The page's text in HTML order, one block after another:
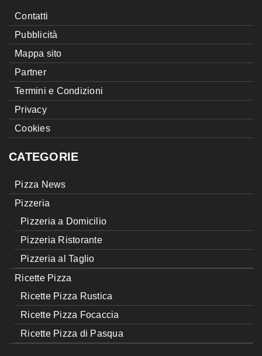
Contatti
Pubblicità
Mappa sito
Partner
Termini e Condizioni
Privacy
Cookies
CATEGORIE
Pizza News
Pizzeria
Pizzeria a Domicilio
Pizzeria Ristorante
Pizzeria al Taglio
Ricette Pizza
Ricette Pizza Rustica
Ricette Pizza Focaccia
Ricette Pizza di Pasqua